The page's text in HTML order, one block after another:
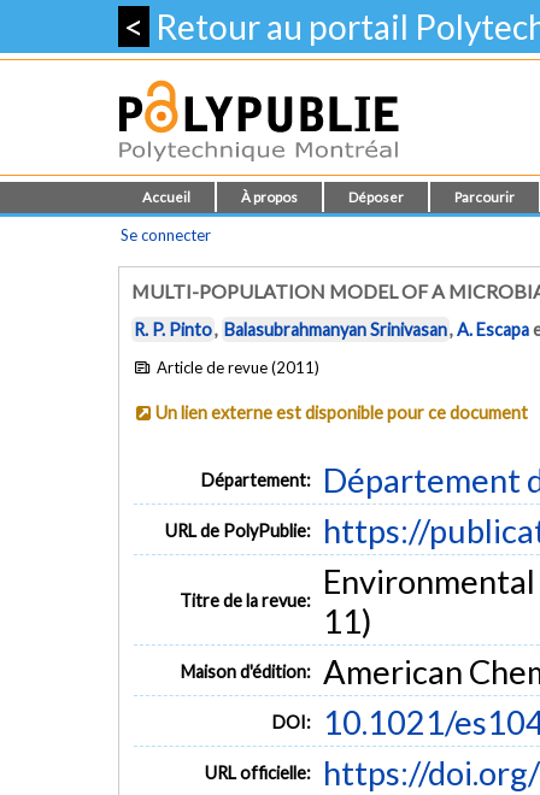
< Retour au portail
Accueil À propos Déposer Parcourir
Se connecter
MULTI-POPULATION MODEL OF A
R. P. Pinto, Balasubrahmanyan Srinivasan,A. Escapa
Article de revue (2011)
Un lien externe est disponible pour ce document
Département: Département
URL de PolyPublie: https://
Titre de la revue:
Environmental
11)
Maison d'édition: American
DOI: 10.1021/
URL officielle: https://